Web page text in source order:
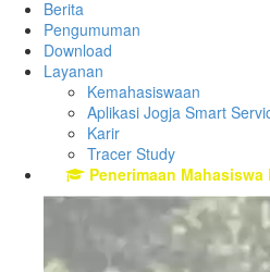
Berita
Pengumuman
Download
Layanan
Kemahasiswaan
Aplikasi Jogja Smart
Karir
Tracer Study
Penerimaan Mahasiswa